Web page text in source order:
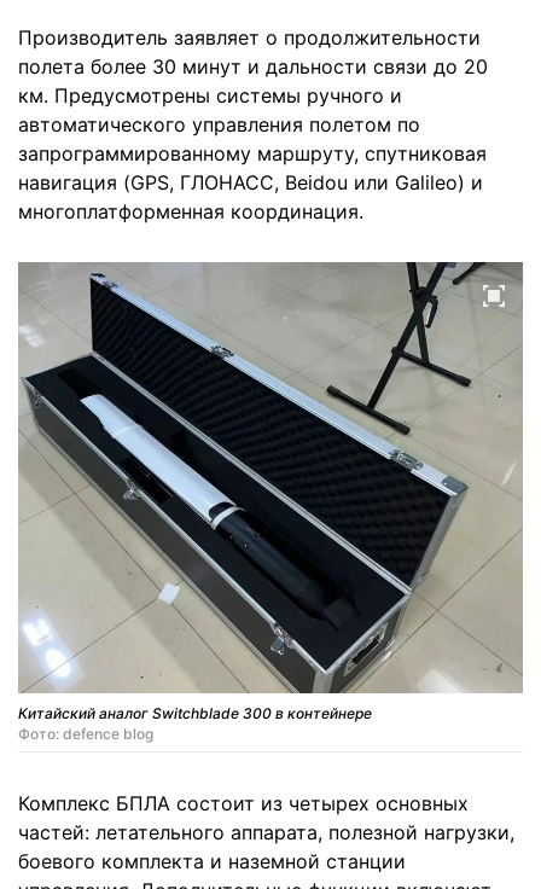
Производитель заявляет о продолжительности
полета более 30 минут и дальности связи до 20
км. Предусмотрены системы ручного и
автоматического управления полетом по
запрограммированному маршруту, спутниковая
навигация (GPS, ГЛОНАСС, Beidou или Galileo) и
многоплатформенная координация.
Китайский аналог Switchblade 300 в контейнере
Фото: defence blog
Комплекс БПЛА состоит из четырех основных
частей: летательного аппарата, полезной нагрузки,
боевого комплекта и наземной станции